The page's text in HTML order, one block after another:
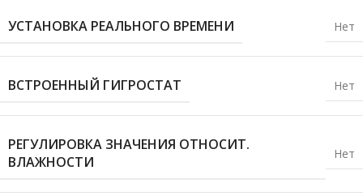
УСТАНОВКА РЕАЛЬНОГО ВРЕМЕНИ Нет
ВСТРОЕННЫЙ ГИГРОСТАТ Нет
РЕГУЛИРОВКА ЗНАЧЕНИЯ ОТНОСИТ.
ВЛАЖНОСТИ
Нет